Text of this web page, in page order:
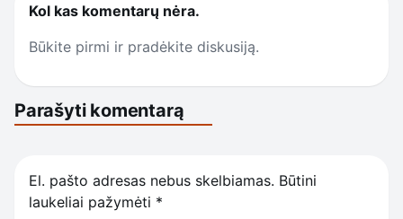
Kol kas komentarų nėra.
Būkite pirmi ir pradėkite diskusiją.
Parašyti komentarą
El. pašto adresas nebus skelbiamas. Būtini
laukeliai pažymėti *